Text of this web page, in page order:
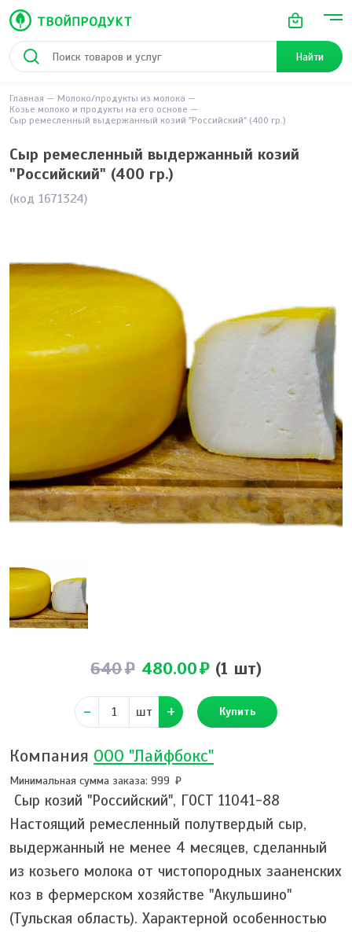
Найти
Главная
Молоко/продукты из молока
Козье молоко и продукты на его основе
Сыр ремесленный выдержанный козий "Российский" (400 гр.)
Сыр ремесленный выдержанный козий
"Российский" (400 гр.)
(код 1671324)
640 480.00 (1 шт)
шт Купить
Компания ООО "Лайфбокс"
Минимальная сумма заказа: 999
Сыр козий "Российский", ГОСТ 11041-88
Настоящий ремесленный полутвердый сыр,
выдержанный не менее 4 месяцев, сделанный
из козьего молока от чистопородных зааненских
коз в фермерском хозяйстве "Акульшино"
(Тульская область). Характерной особенностью